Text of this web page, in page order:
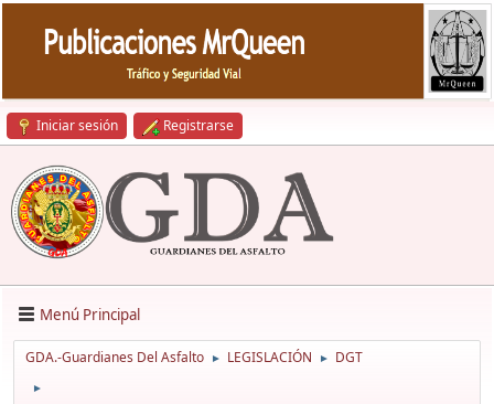
Iniciar sesión Registrarse
Menú Principal
GDA.-Guardianes Del Asfalto ► LEGISLACIÓN ► DGT
►